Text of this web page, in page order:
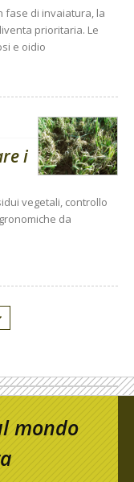
fase di invaiatura, la
prioritaria. Le
e oidio
i
vegetali, controllo
da
mondo